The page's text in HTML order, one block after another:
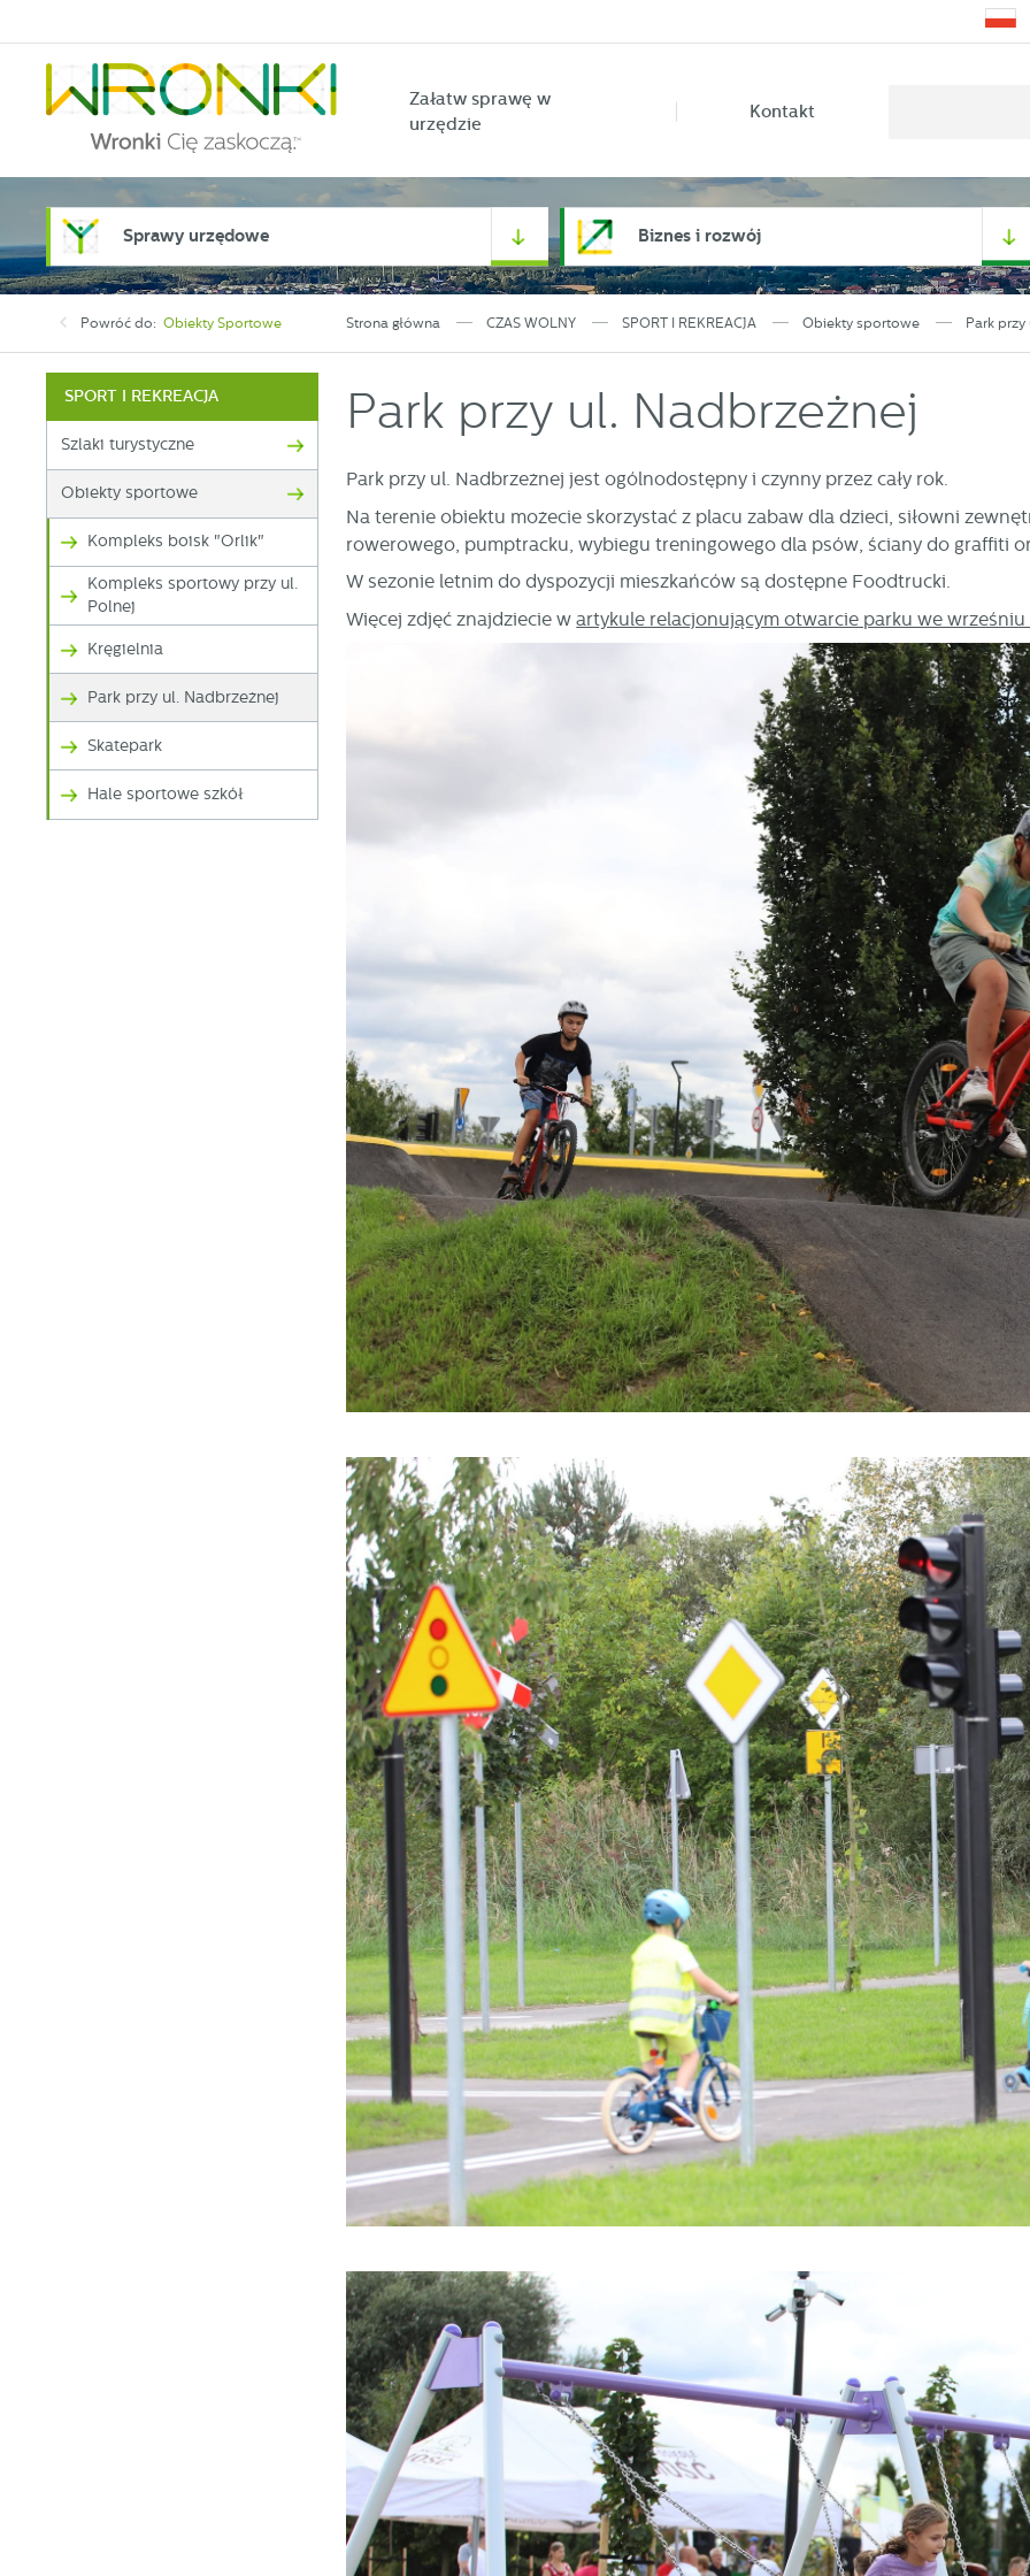
Załatw sprawę w
urzędzie
Kontakt
Sprawy urzędowe Biznes i rozwój
Powróć do: Obiekty Sportowe Strona główna CZAS WOLNY SPORT I REKREACJA Obiekty sportowe Park
SPORT I REKREACJA
Szlaki turystyczne
Obiekty sportowe
Kompleks boisk "Orlik"
Kompleks sportowy przy ul.
Polnej
Kręgielnia
Park przy ul. Nadbrzeżnej
Skatepark
Hale sportowe szkół
Park przy ul. Nadbrzeżnej
Park przy ul. Nadbrzeżnej jest ogólnodostępny i czynny przez cały rok.
Na terenie obiektu możecie skorzystać z placu zabaw dla dzieci, siłowni
rowerowego, pumptracku, wybiegu treningowego dla psów, ściany do graffiti
W sezonie letnim do dyspozycji mieszkańców są dostępne Foodtrucki.
Więcej zdjęć znajdziecie wartykule relacjonującym otwarcie parku we wrześniu
Ustawienia
Szanujemy Twoją prywatność. Możesz zmienić ustawienia cookies lub
je wszystkie. W dowolnym momencie możesz dokonać zmiany swoich ustawień.
Niezbędne
Niezbędne pliki cookies służą do prawidłowego funkcjonowania strony
i umożliwiają Ci komfortowe korzystanie z oferowanych przez nas usług.
Pliki cookies odpowiadają na podejmowane przez Ciebie działania w celu m.in.
dostosowania Twoich ustawień preferencji prywatności, logowania czy
Więcej